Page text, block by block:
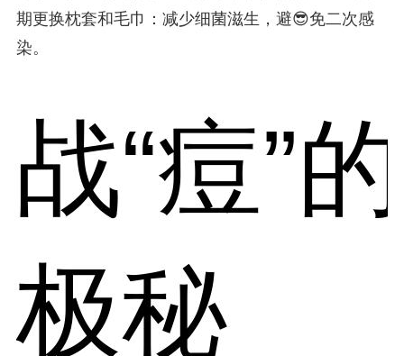
期更换枕套和毛巾：减少细菌滋生，避😎免二次感
染。
战“痘”
极秘